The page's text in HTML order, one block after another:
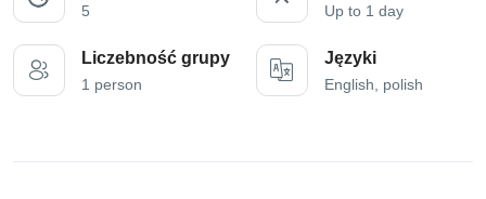
5 Up to 1 day
Liczebność grupy
1 person
Języki
English, polish